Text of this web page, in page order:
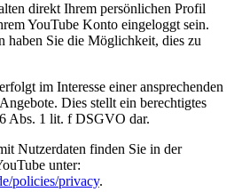
direkt Ihrem persönlichen Profil
YouTube Konto eingeloggt sein.
haben Sie die Möglichkeit, dies zu
im Interesse einer ansprechenden
Dies stellt ein berechtigtes
Abs. 1 lit. f DSGVO dar.
Nutzerdaten finden Sie in der
unter:
policies/privacy.